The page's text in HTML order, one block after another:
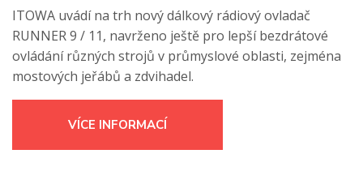
ITOWA uvádí na trh nový dálkový rádiový ovladač
RUNNER 9 / 11, navrženo ještě pro lepší bezdrátové
ovládání různých strojů v průmyslové oblasti, zejména
mostových jeřábů a zdvihadel.
VÍCE INFORMACÍ